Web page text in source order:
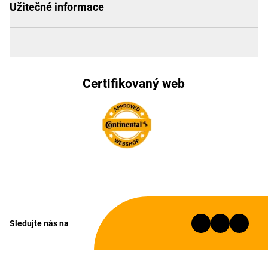
Užitečné informace
Certifikovaný web
Sledujte nás na